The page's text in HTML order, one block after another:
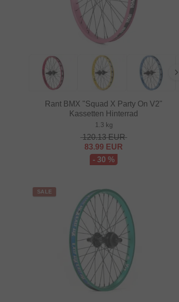
Rant BMX "Squad X Party On V2"
Kassetten Hinterrad
1.3 kg
120.13EUR
83.99 EUR
- 30 %
SALE